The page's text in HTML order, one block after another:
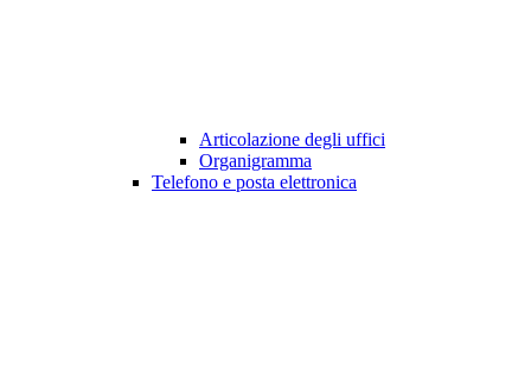
Articolazione degli uffici
Organigramma
Telefono e posta elettronica